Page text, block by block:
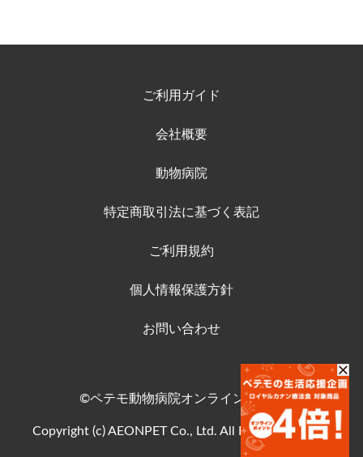
ご利用ガイド
会社概要
動物病院
特定商取引法に基づく表記
ご利用規約
個人情報保護方針
お問い合わせ
©ペテモ動物病院オンラインストア
Copyright (c) AEONPET Co., Ltd. All Rights Reserved.